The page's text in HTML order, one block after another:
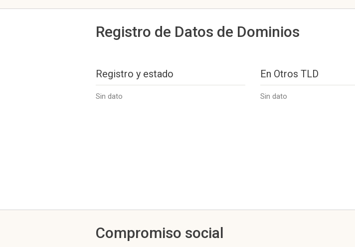
Registro de Datos de Dominios
Registro y estado
Sin dato
En Otros TLD
Sin dato
Compromiso social